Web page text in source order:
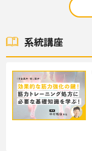
系統講座